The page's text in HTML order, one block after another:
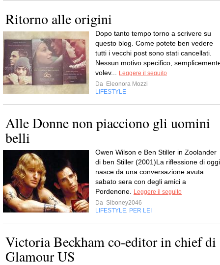
Ritorno alle origini
Dopo tanto tempo torno a scrivere su
questo blog. Come potete ben vedere
tutti i vecchi post sono stati cancellati.
Nessun motivo specifico,
volev...
Leggere il seguito
Da Eleonora Mozzi
LIFESTYLE
Alle Donne non piacciono gli uomini
belli
Owen Wilson e Ben Stiller in Zoolander
di ben Stiller (2001)La riflessione di oggi
nasce da una conversazione avuta
sabato sera con degli amici a
Pordenone.
Leggere il seguito
Da Siboney2046
LIFESTYLE PER LEI
Victoria Beckham co-editor in chief di
Glamour US